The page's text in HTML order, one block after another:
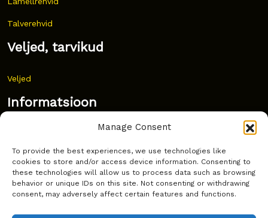
Manage Consent
To provide the best experiences, we use technologies like
cookies to store and/or access device information. Consenting to
these technologies will allow us to process data such as browsing
behavior or unique IDs on this site. Not consenting or withdrawing
consent, may adversely affect certain features and functions.
Talverehvid
Veljed, tarvikud
Veljed
Informatsioon
Korduma kippuvad küsimused
Kust osta?
Küpsiste poliitika